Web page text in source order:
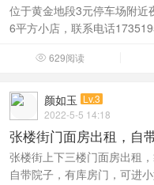
位于黄金地段3元停车场附近
6平方小店，联系电话
 629阅读
颜如玉 Lv.3
2022-5-5 14:18
张楼街门面房出租，自
张楼街上下三楼门面房出租
自带院子，有库房门，可进